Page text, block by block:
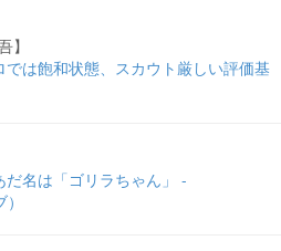
】
は飽和状態、スカウト厳しい評価基
名は「ゴリラちゃん」 -